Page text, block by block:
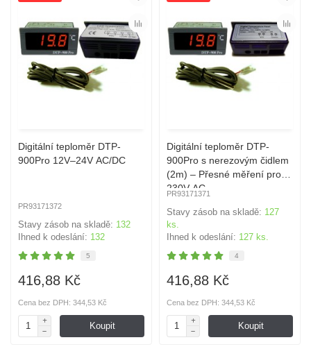
Digitální teploměr DTP-
900Pro 12V–24V AC/DC
PR93171372
Stavy zásob na skladě: 132
Ihned k odeslání: 132
5
416,88 Kč
Cena bez DPH: 344,53 Kč
Koupit
Digitální teploměr DTP-
900Pro s nerezovým čidlem
(2m) – Přesné měření pro
230V AC
PR93171371
Stavy zásob na skladě: 127
ks.
Ihned k odeslání: 127 ks.
4
416,88 Kč
Cena bez DPH: 344,53 Kč
Koupit